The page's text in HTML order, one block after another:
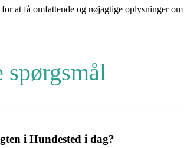
for at få omfattende og nøjagtige oplysninger
spørgsmål
i Hundested i dag?